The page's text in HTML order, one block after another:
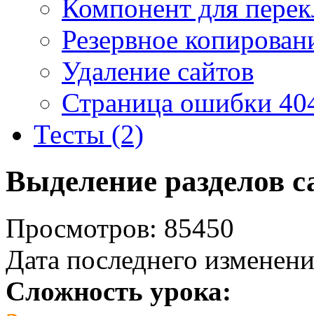
Компонент для
Резервное
Удаление сайтов
Страница ошибки
Тесты (2)
Выделение разделов
Просмотров: 85450
Дата последнего
Сложность урока: